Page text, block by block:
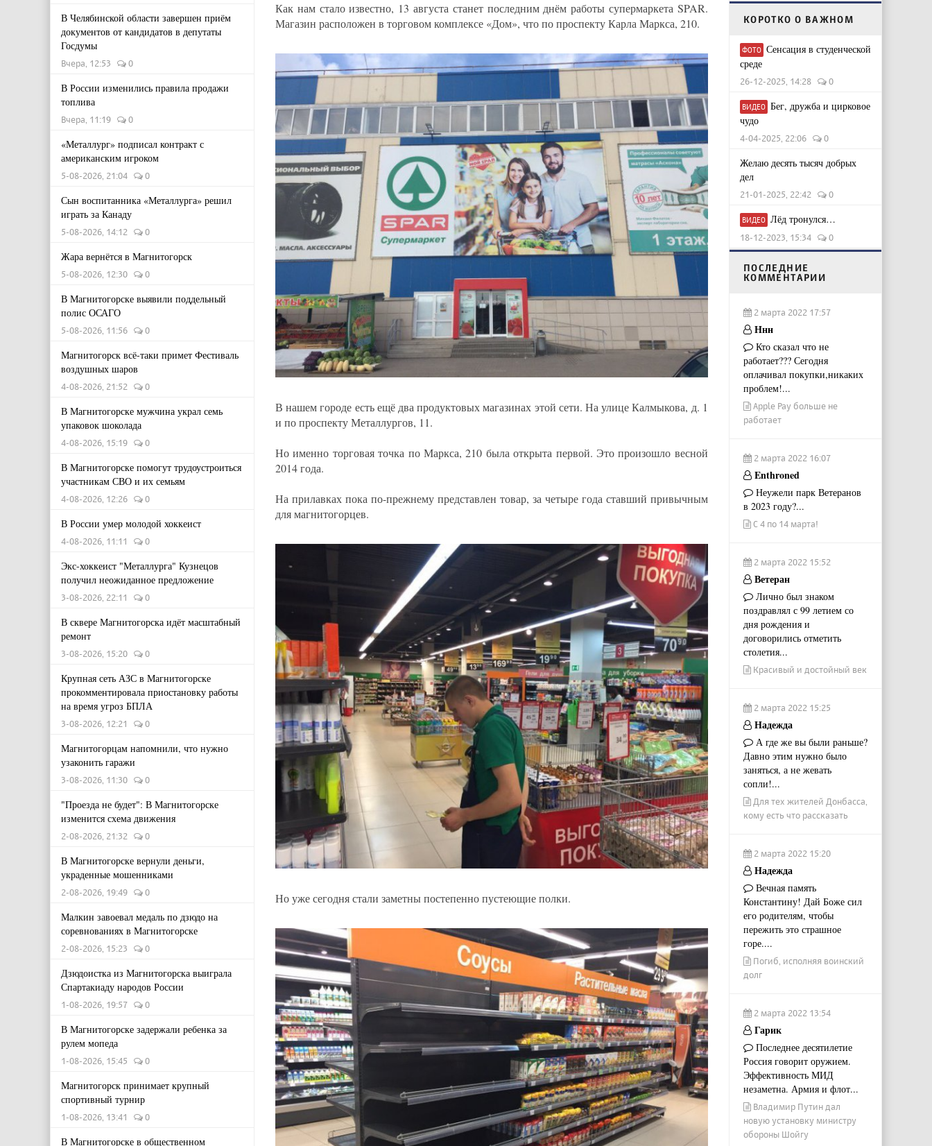
В Челябинской области завершен приём
документов от кандидатов в депутаты
Госдумы
Вчера, 12:53 0
В России изменились правила продажи
топлива
Вчера, 11:19 0
«Металлург» подписал контракт с
американским игроком
5-08-2026, 21:04 0
Сын воспитанника «Металлурга» решил
играть за Канаду
5-08-2026, 14:12 0
Жара вернётся в Магнитогорск
5-08-2026, 12:30 0
В Магнитогорске выявили поддельный
полис ОСАГО
5-08-2026, 11:56 0
Магнитогорск всё-таки примет Фестиваль
воздушных шаров
4-08-2026, 21:52 0
В Магнитогорске мужчина украл семь
упаковок шоколада
4-08-2026, 15:19 0
В Магнитогорске помогут трудоустроиться
участникам СВО и их семьям
4-08-2026, 12:26 0
В России умер молодой хоккеист
4-08-2026, 11:11 0
Экс-хоккеист "Металлурга" Кузнецов
получил неожиданное предложение
3-08-2026, 22:11 0
В сквере Магнитогорска идёт масштабный
ремонт
3-08-2026, 15:20 0
Крупная сеть АЗС в Магнитогорске
прокомментировала приостановку работы
на время угроз БПЛА
3-08-2026, 12:21 0
Магнитогорцам напомнили, что нужно
узаконить гаражи
3-08-2026, 11:30 0
"Проезда не будет": В Магнитогорске
изменится схема движения
2-08-2026, 21:32 0
В Магнитогорске вернули деньги,
украденные мошенниками
2-08-2026, 19:49 0
Малкин завоевал медаль по дзюдо на
соревнованиях в Магнитогорске
2-08-2026, 15:23 0
Дзюдоистка из Магнитогорска выиграла
Спартакиаду народов России
1-08-2026, 19:57 0
В Магнитогорске задержали ребенка за
рулем мопеда
1-08-2026, 15:45 0
Магнитогорск принимает крупный
спортивный турнир
1-08-2026, 13:41 0
В Магнитогорске в общественном
Как нам стало известно, 13 августа станет последним днём работы супермаркета SPAR.
Магазин расположен в торговом комплексе «Дом», что по проспекту Карла Маркса, 210.
В нашем городе есть ещё два продуктовых магазинах этой сети. На улице Калмыкова, д. 1
и по проспекту Металлургов, 11.
Но именно торговая точка по Маркса, 210 была открыта первой. Это произошло весной
2014 года.
На прилавках пока по-прежнему представлен товар, за четыре года ставший привычным
для магнитогорцев.
Но уже сегодня стали заметны постепенно пустеющие полки.
КОРОТКО О ВАЖНОМ
ФОТО Сенсация в студенческой
среде
26-12-2025, 14:28 0
ВИДЕО Бег, дружба и цирковое
чудо
4-04-2025, 22:06 0
Желаю десять тысяч добрых
дел
21-01-2025, 22:42 0
ВИДЕО Лёд тронулся…
18-12-2023, 15:34 0
ПОСЛЕДНИЕ
КОММЕНТАРИИ
2 марта 2022 17:57
Ннн
Кто сказал что не
работает??? Сегодня
оплачивал покупки,никаких
проблем!...
Apple Pay больше не
работает
2 марта 2022 16:07
Enthroned
Неужели парк Ветеранов
в 2023 году?...
С 4 по 14 марта!
2 марта 2022 15:52
Ветеран
Лично был знаком
поздравлял с 99 летием со
дня рождения и
договорились отметить
столетия...
Красивый и достойный век
2 марта 2022 15:25
Надежда
А где же вы были раньше?
Давно этим нужно было
заняться, а не жевать
сопли!...
Для тех жителей Донбасса,
кому есть что рассказать
2 марта 2022 15:20
Надежда
Вечная память
Константину! Дай Боже сил
его родителям, чтобы
пережить это страшное
горе....
Погиб, исполняя воинский
долг
2 марта 2022 13:54
Гарик
Последнее десятилетие
Россия говорит оружием.
Эффективность МИД
незаметна. Армия и флот...
Владимир Путин дал
новую установку министру
обороны Шойгу